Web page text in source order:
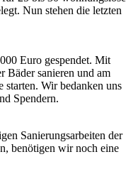
Nun stehen die letzten
Euro gespendet. Mit
Bäder sanieren und am
starten. Wir bedanken uns
Spendern.
Sanierungsarbeiten der
benötigen wir noch eine